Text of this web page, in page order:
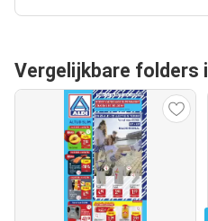
Vergelijkbare folders